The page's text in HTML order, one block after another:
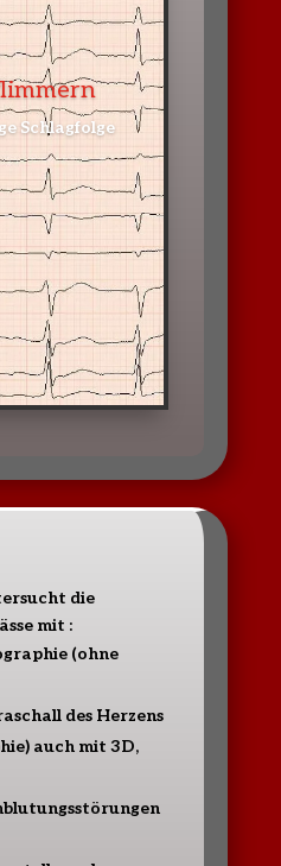
Schlagfolge
die
mit :
(ohne
des Herzens
auch mit 3D,